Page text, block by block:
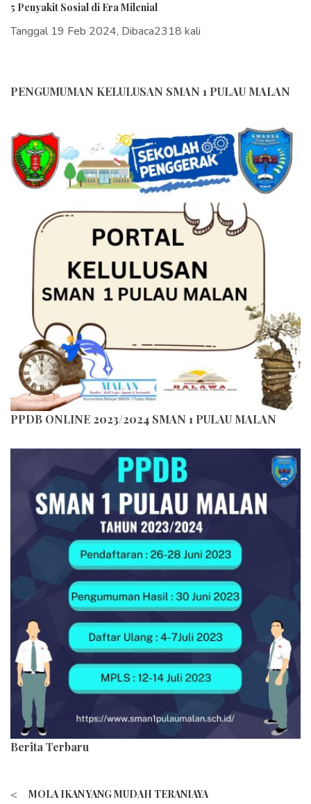
PENGUMUMAN KELULUSAN SMAN 1 PULAU MALAN
PPDB ONLINE 2023/2024 SMAN 1 PULAU MALAN
Berita Terbaru
< MOLA IKAN YANG MUDAH TERANIAYA
5 Penyakit Sosial di Era Milenial
Tanggal 19 Feb 2024, Dibaca2318 kali